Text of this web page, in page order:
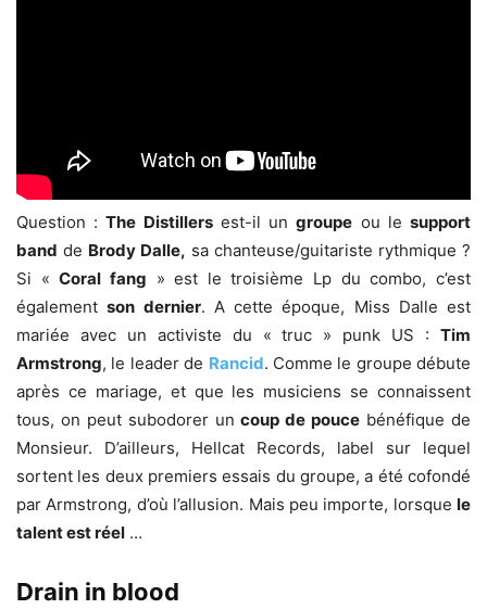
Question :The Distillersest-il ungroupe ou lesupport
band de Brody Dalle, sa chanteuse/guitariste rythmique ?
Si «Coral fang » est le troisième Lp du combo, c’est
égalementson dernier. A cette époque, Miss Dalle est
mariée avec un activiste du « truc » punk US : Tim
Armstrong, le leader de Rancid. Comme le groupe débute
après ce mariage, et que les musiciens se connaissent
tous, on peut subodorer uncoup de pouce bénéfique de
Monsieur. D’ailleurs, Hellcat Records, label sur lequel
sortent les deux premiers essais du groupe, a été cofondé
par Armstrong, d’où l’allusion. Mais peu importe, lorsque le
talent est réel …
Drain in blood